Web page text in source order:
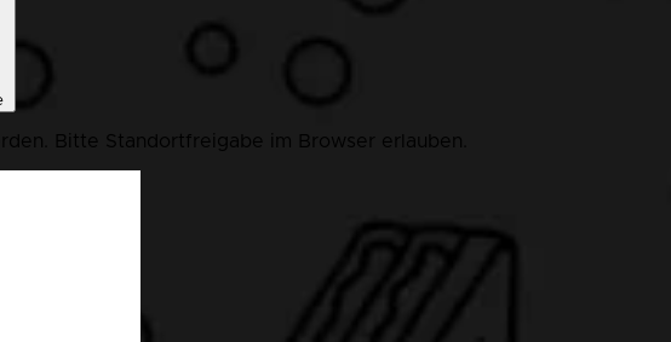
Bitte Standortfreigabe im Browser erlauben.